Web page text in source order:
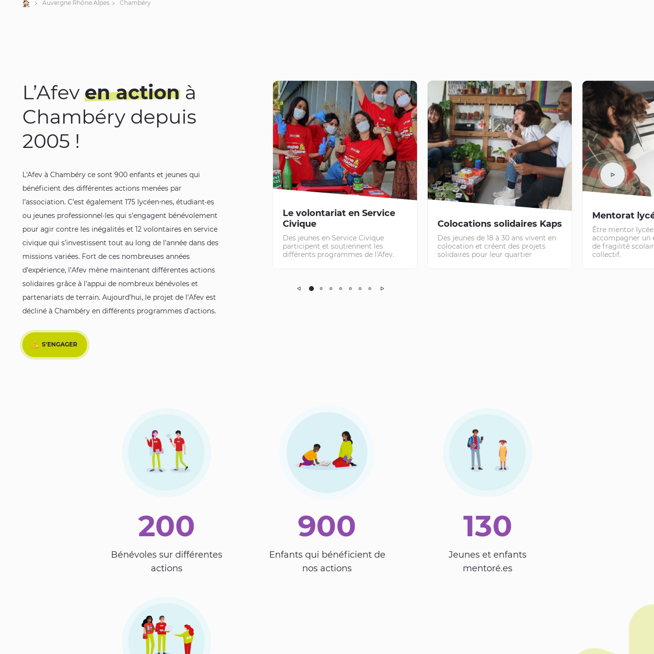
Accueil
Auvergne Rhône Alpes Chambéry
L’Afeven actionà
Chambéry depuis
2005 !
L'Afev à Chambéry ce sont 900 enfants et jeunes qui
bénéficient des différentes actions menées par
l’association. C’est également 175 lycéen⋅nes, étudiant·es
ou jeunes professionnel·les qui s’engagent bénévolement
pour agir contre les inégalités et 12 volontaires en service
civique qui s’investissent tout au long de l’année dans des
missions variées. Fort de ces nombreuses années
d’expérience, l’Afev mène maintenant différentes actions
solidaires grâce à l’appui de nombreux bénévoles et
partenariats de terrain. Aujourd’hui, le projet de l’Afev est
décliné à Chambéry en différents programmes d’actions.
S'ENGAGER
Le volontariat en Service
Civique
Des jeunes en Service Civique
participent et soutiennent les
différents programmes de l'Afev.
Colocations solidaires Kaps
Des jeunes de 18 à 30 ans vivent en
colocation et créent des projets
solidaires pour leur quartier
Mentorat
Être mentor
accompagner un
de fragilité
collectif.
200
Bénévoles sur différentes
actions
900
Enfants qui bénéficient de
nos actions
130
Jeunes et enfants
mentoré.es